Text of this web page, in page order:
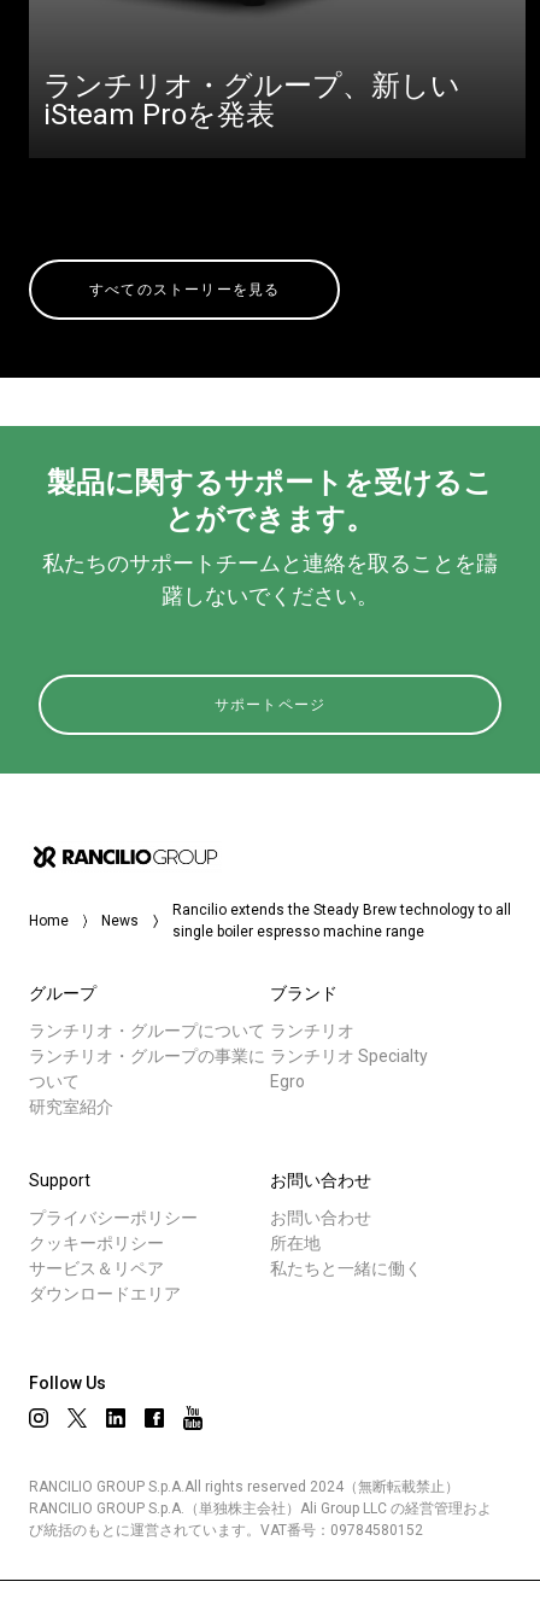
ランチリオ・グループ、新しい
iSteam Proを発表
すべてのストーリーを見る
製品に関するサポートを受けるこ
とができます。
私たちのサポートチームと連絡を取ることを躊
躇しないでください。
サポートページ
Home News
Rancilio extends the Steady Brew technology to all
single boiler espresso machine range
グループ
ランチリオ・グループについて
ランチリオ・グループの事業に
ついて
研究室紹介
ブランド
ランチリオ
ランチリオ Specialty
Egro
Support
プライバシーポリシー
クッキーポリシー
サービス＆リペア
ダウンロードエリア
お問い合わせ
お問い合わせ
所在地
私たちと一緒に働く
Follow Us
RANCILIO GROUP S.p.A.All rights reserved 2024（無断転載禁止）
RANCILIO GROUP S.p.A.（単独株主会社）Ali Group LLC の経営管理およ
び統括のもとに運営されています。VAT番号：09784580152